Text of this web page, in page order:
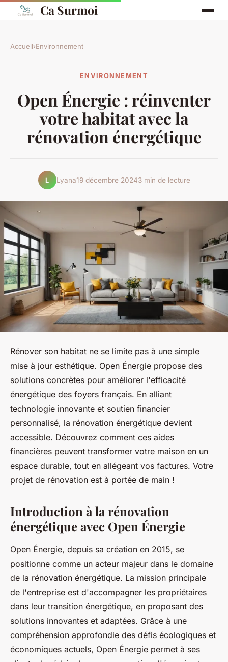
Ca Surmoi
Accueil›Environnement
ENVIRONNEMENT
Open Énergie : réinventer
votre habitat avec la
rénovation énergétique
L Lyana19 décembre 20243 min de lecture
Rénover son habitat ne se limite pas à une simple
mise à jour esthétique. Open Énergie propose des
solutions concrètes pour améliorer l'efficacité
énergétique des foyers français. En alliant
technologie innovante et soutien financier
personnalisé, la rénovation énergétique devient
accessible. Découvrez comment ces aides
financières peuvent transformer votre maison en un
espace durable, tout en allégeant vos factures. Votre
projet de rénovation est à portée de main !
Introduction à la rénovation
énergétique avec Open Énergie
Open Énergie, depuis sa création en 2015, se
positionne comme un acteur majeur dans le domaine
de la rénovation énergétique. La mission principale
de l'entreprise est d'accompagner les propriétaires
dans leur transition énergétique, en proposant des
solutions innovantes et adaptées. Grâce à une
compréhension approfondie des défis écologiques et
économiques actuels, Open Énergie permet à ses